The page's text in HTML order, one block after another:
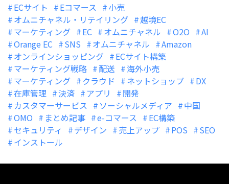
ECサイト Eコマース
小売
オムニチャネル・リテイリング
越境EC
マーケティング
EC オムニチャネル O2O
AI
Orange EC
SNS オムニチャネル
Amazon
オンラインショッピング
ECサイト構築
マーケティング戦略
配送
海外小売
マーケティング
クラウド ネットショップ
DX
在庫管理
決済 アプリ
開発
カスタマーサービス
ソーシャルメディア
中国
OMO
まとめ記事 e-コマース
EC構築
セキュリティ
デザイン 売上アップ POS
SEO
インストール